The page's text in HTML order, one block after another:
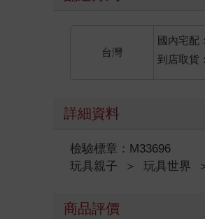
台灣
國內宅配
到店取貨：
詳細資料
檢驗標章：M33696
玩具親子
＞ 玩具世界
商品評價